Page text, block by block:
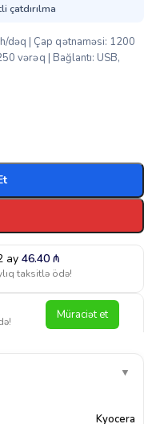
çatdırılma
dəq | Çap qətnaməsi: 1200
vərəq | Bağlantı: USB,
ay 46.40 ₼
taksitlə ödə!
Müraciət et
▼
Kyocera